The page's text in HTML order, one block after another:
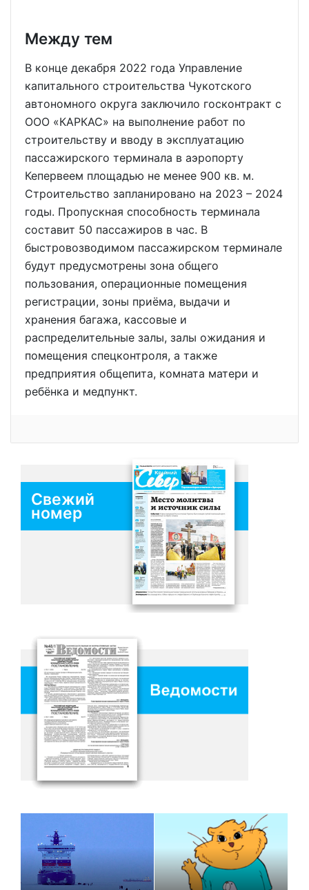
Между тем
В конце декабря 2022 года Управление
капитального строительства Чукотского
автономного округа заключило госконтракт с
ООО «КАРКАС» на выполнение работ по
строительству и вводу в эксплуатацию
пассажирского терминала в аэропорту
Кепервеем площадью не менее 900 кв. м.
Строительство запланировано на 2023 – 2024
годы. Пропускная способность терминала
составит 50 пассажиров в час. В
быстровозводимом пассажирском терминале
будут предусмотрены зона общего
пользования, операционные помещения
регистрации, зоны приёма, выдачи и
хранения багажа, кассовые и
распределительные залы, залы ожидания и
помещения спецконтроля, а также
предприятия общепита, комната матери и
ребёнка и медпункт.
Свежий
номер